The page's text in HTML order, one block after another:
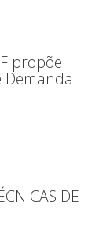
propõe
DE